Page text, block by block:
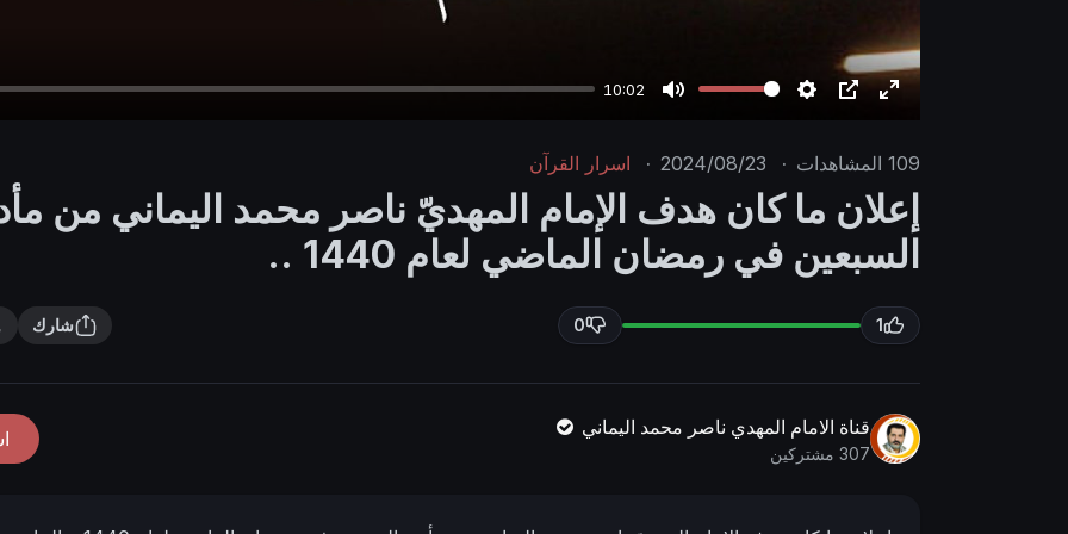
10:02
e
t
n
P
e
f
u
l
c
r
109 المشاهدات ·
2024/08/23
· اسرار القرآن
إعلان ما كان هدف الإمام المهديّ ناصر محمد اليماني من
السبعين في رمضان الماضي لعام 1440 ..
1
0 شارك
قناة الامام المهدي ناصر محمد اليماني
307 مشتركين